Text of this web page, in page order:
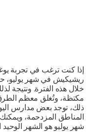
إذا كنت ترغب في تجربة
ريشيكيش في شهر يوليو،
خلال هذه الفترة. ونتيجة
مكتظة، وتُغلق معظم الطرق
ذلك، توجد بعض مدارس
المناطق المزدحمة، ويمكنك
شهر يوليو هو الشهر الوحيد